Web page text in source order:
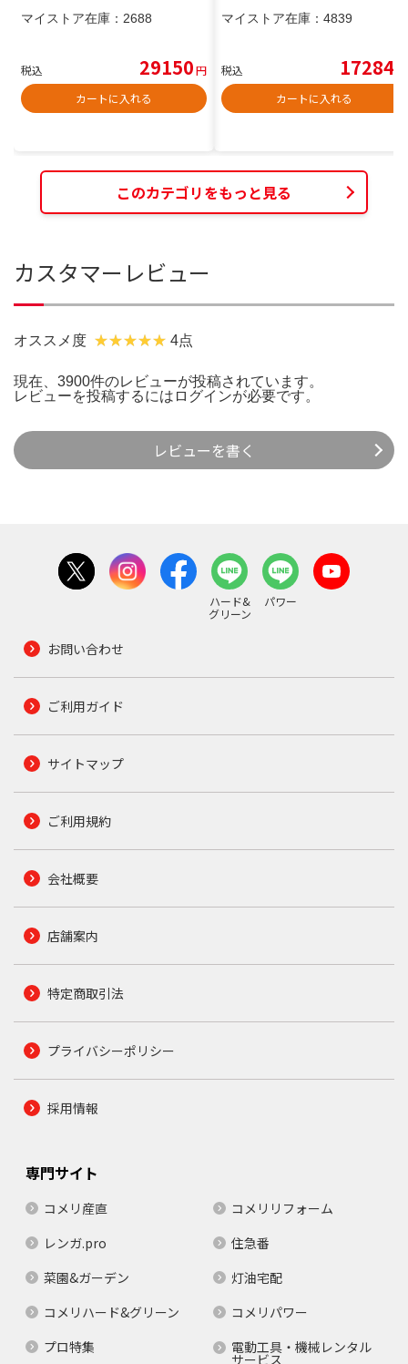
マイストア在庫： 2688
税込 29150円
カートに入れる
マイストア在庫： 4839
税込 17284
カートに入れる
このカテゴリをもっと見る
カスタマーレビュー
オススメ度 4点
現在、3900件のレビューが投稿されています。
レビューを投稿するには ログインが必要です。
レビューを書く
ハード&
グリーン
パワー
お問い合わせ
ご利用ガイド
サイトマップ
ご利用規約
会社概要
店舗案内
特定商取引法
プライバシーポリシー
採用情報
専門サイト
コメリ産直
コメリリフォーム
レンガ.pro
住急番
菜園&ガーデン
灯油宅配
コメリハード&グリーン
コメリパワー
プロ特集
電動工具・機械レンタル
サービス